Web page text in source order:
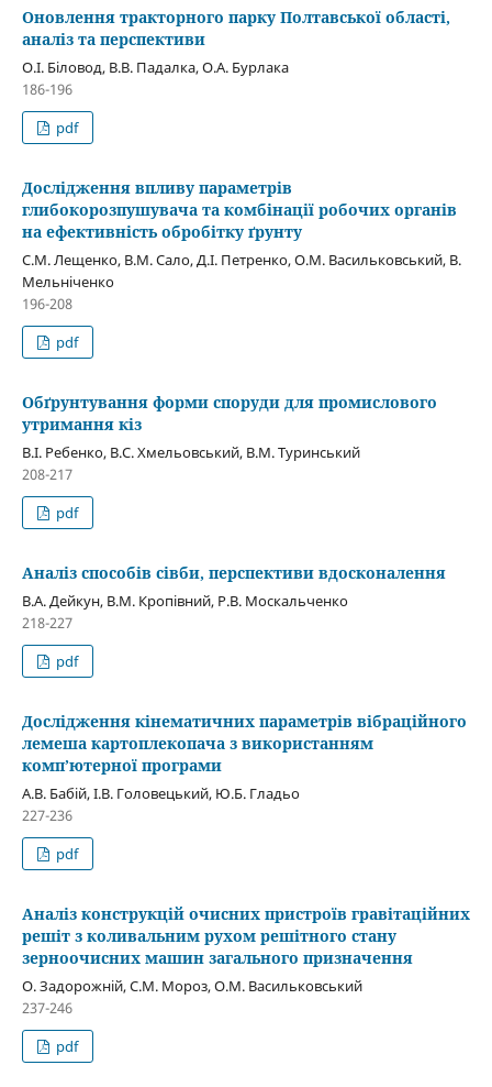
Оновлення тракторного парку Полтавської області,
аналіз та перспективи
О.І. Біловод, В.В. Падалка, О.А. Бурлака
186-196
pdf
Дослідження впливу параметрів
глибокорозпушувача та комбінації робочих органів
на ефективність обробітку ґрунту
С.М. Лещенко, В.М. Сало, Д.І. Петренко, О.М. Васильковський, В.
Мельніченко
196-208
pdf
Обґрунтування форми споруди для промислового
утримання кіз
В.І. Ребенко, В.С. Хмельовський, В.М. Туринський
208-217
pdf
Аналіз способів сівби, перспективи вдосконалення
В.А. Дейкун, В.М. Кропівний, Р.В. Москальченко
218-227
pdf
Дослідження кінематичних параметрів вібраційного
лемеша картоплекопача з використанням
комп’ютерної програми
А.В. Бабій, І.В. Головецький, Ю.Б. Гладьо
227-236
pdf
Аналіз конструкцій очисних пристроїв гравітаційних
решіт з коливальним рухом решітного стану
зерноочисних машин загального призначення
О. Задорожній, С.М. Мороз, О.М. Васильковський
237-246
pdf